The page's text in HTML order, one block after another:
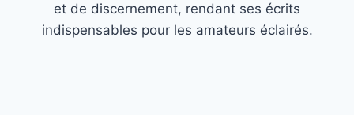
et de discernement, rendant ses écrits
indispensables pour les amateurs éclairés.